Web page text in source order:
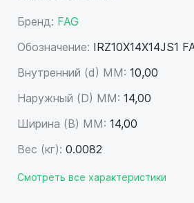
Бренд: FAG
Обозначение: IRZ10X14X14JS1
Внутренний (d) ММ: 10,00
Наружный (D) ММ: 14,00
Ширина (B) MM: 14,00
Вес (кг): 0.0082
Смотреть все характеристики